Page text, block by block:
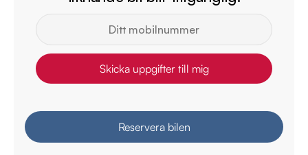
Skicka uppgifter till mig
Reservera bilen